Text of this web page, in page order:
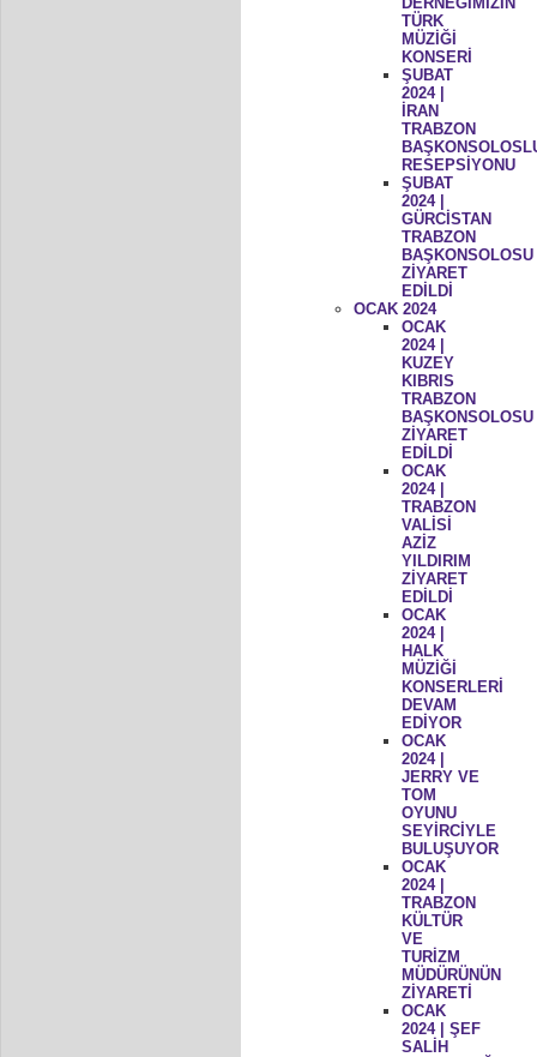
TÜRK
MÜZİĞİ
KONSERİ
ŞUBAT
2024 |
İRAN
TRABZON
RESEPSİYONU
ŞUBAT
2024 |
GÜRCİSTAN
TRABZON
BAŞKONSOLOSU
ZİYARET
EDİLDİ
OCAK 2024
OCAK
2024 |
KUZEY
KIBRIS
TRABZON
BAŞKONSOLOSU
ZİYARET
EDİLDİ
OCAK
2024 |
TRABZON
VALİSİ
AZİZ
YILDIRIM
ZİYARET
EDİLDİ
OCAK
2024 |
HALK
MÜZİĞİ
KONSERLERİ
DEVAM
EDİYOR
OCAK
2024 |
JERRY VE
TOM
OYUNU
SEYİRCİYLE
BULUŞUYOR
OCAK
2024 |
TRABZON
KÜLTÜR
VE
TURİZM
MÜDÜRÜNÜN
ZİYARETİ
OCAK
2024 | ŞEF
SALİH